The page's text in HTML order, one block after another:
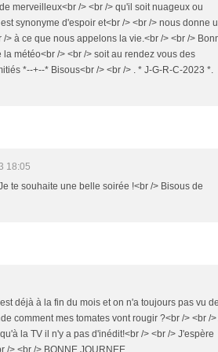
merveilleux<br /> <br /> qu'il soit nuageux ou
synonyme d'espoir et<br /> <br /> nous donne
> à ce que nous appelons la vie.<br /> <br />
météo<br /> <br /> soit au rendez vous des
*--+--* Bisous<br /> <br /> . * J-G-R-C-2023 *.
18:05
te souhaite une belle soirée !<br /> Bisous de
déjà à la fin du mois et on n'a toujours pas vu de
comment mes tomates vont rougir ?<br /> <br />
la TV il n'y a pas d'inédit!<br /> <br /> J'espère
/> <br /> BONNE JOURNEE